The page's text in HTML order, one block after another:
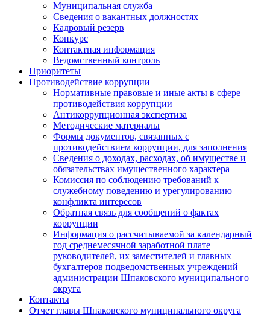
Муниципальная служба
Сведения о вакантных должностях
Кадровый резерв
Конкурс
Контактная информация
Ведомственный контроль
Приоритеты
Противодействие коррупции
Нормативные правовые и иные акты в сфере
противодействия коррупции
Антикоррупционная экспертиза
Методические материалы
Формы документов, связанных с
противодействием коррупции, для заполнения
Сведения о доходах, расходах, об имуществе и
обязательствах имущественного характера
Комиссия по соблюдению требований к
служебному поведению и урегулированию
конфликта интересов
Обратная связь для сообщений о фактах
коррупции
Информация о рассчитываемой за календарный
год среднемесячной заработной плате
руководителей, их заместителей и главных
бухгалтеров подведомственных учреждений
администрации Шпаковского муниципального
округа
Контакты
Отчет главы Шпаковского муниципального округа